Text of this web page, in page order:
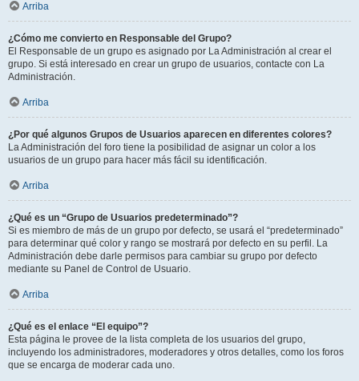
Arriba
¿Cómo me convierto en Responsable del Grupo?
El Responsable de un grupo es asignado por La Administración al crear el
grupo. Si está interesado en crear un grupo de usuarios, contacte con La
Administración.
Arriba
¿Por qué algunos Grupos de Usuarios aparecen en diferentes colores?
La Administración del foro tiene la posibilidad de asignar un color a los
usuarios de un grupo para hacer más fácil su identificación.
Arriba
¿Qué es un “Grupo de Usuarios predeterminado”?
Si es miembro de más de un grupo por defecto, se usará el “predeterminado”
para determinar qué color y rango se mostrará por defecto en su perfil. La
Administración debe darle permisos para cambiar su grupo por defecto
mediante su Panel de Control de Usuario.
Arriba
¿Qué es el enlace “El equipo”?
Esta página le provee de la lista completa de los usuarios del grupo,
incluyendo los administradores, moderadores y otros detalles, como los foros
que se encarga de moderar cada uno.